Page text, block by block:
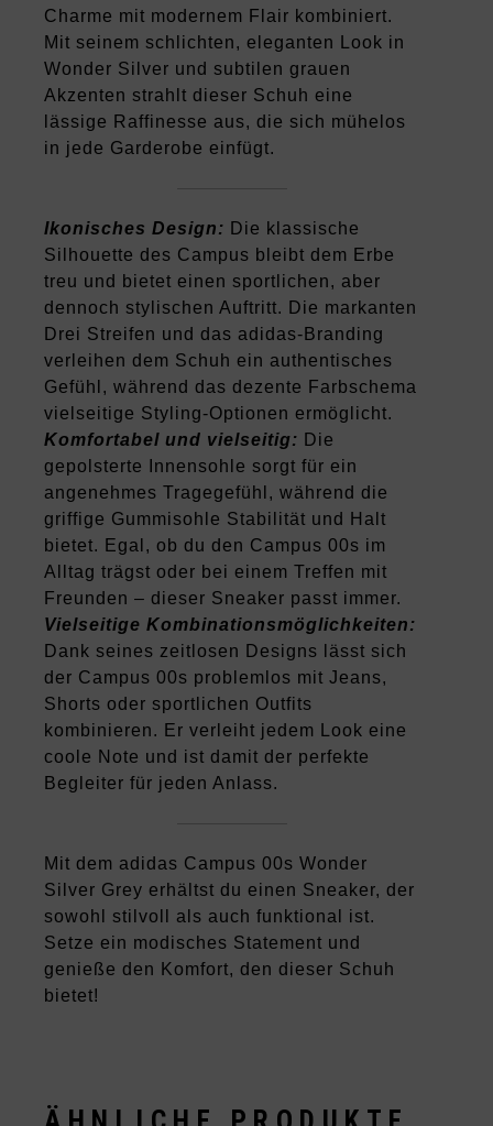
Charme mit modernem Flair kombiniert.
Mit seinem schlichten, eleganten Look in
Wonder Silver und subtilen grauen
Akzenten strahlt dieser Schuh eine
lässige Raffinesse aus, die sich mühelos
in jede Garderobe einfügt.
Ikonisches Design: Die klassische
Silhouette des Campus bleibt dem Erbe
treu und bietet einen sportlichen, aber
dennoch stylischen Auftritt. Die markanten
Drei Streifen und das adidas-Branding
verleihen dem Schuh ein authentisches
Gefühl, während das dezente Farbschema
vielseitige Styling-Optionen ermöglicht.
Komfortabel und vielseitig: Die
gepolsterte Innensohle sorgt für ein
angenehmes Tragegefühl, während die
griffige Gummisohle Stabilität und Halt
bietet. Egal, ob du den Campus 00s im
Alltag trägst oder bei einem Treffen mit
Freunden – dieser Sneaker passt immer.
Vielseitige Kombinationsmöglichkeiten:
Dank seines zeitlosen Designs lässt sich
der Campus 00s problemlos mit Jeans,
Shorts oder sportlichen Outfits
kombinieren. Er verleiht jedem Look eine
coole Note und ist damit der perfekte
Begleiter für jeden Anlass.
Mit dem adidas Campus 00s Wonder
Silver Grey erhältst du einen Sneaker, der
sowohl stilvoll als auch funktional ist.
Setze ein modisches Statement und
genieße den Komfort, den dieser Schuh
bietet!